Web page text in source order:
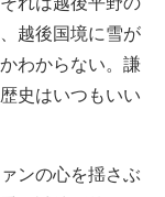
越後国境に雪が
わからない。謙
史はいつもいい
ンの心を揺さぶ